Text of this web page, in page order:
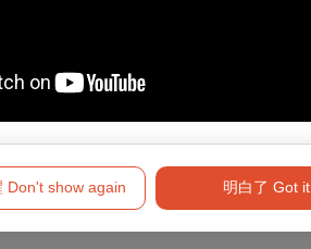
Don't show again 明白了 Got it